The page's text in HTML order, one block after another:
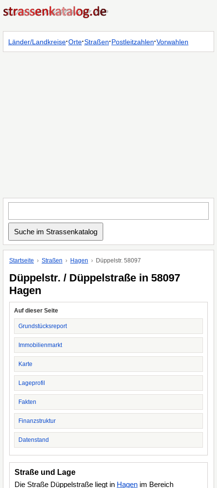
Länder/Landkreise·Orte·Straßen·Postleitzahlen·Vorwahlen
Startseite Straßen Hagen Düppelstr. 58097
Düppelstr. / Düppelstraße in 58097
Hagen
Auf dieser Seite
Grundstücksreport
Immobilienmarkt
Karte
Lageprofil
Fakten
Finanzstruktur
Datenstand
Straße und Lage
Die Straße Düppelstraße liegt in Hagen im Bereich